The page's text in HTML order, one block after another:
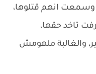
وسمعت انهم قتلوها،
تاخد حقها،
والغالبة ملهومش